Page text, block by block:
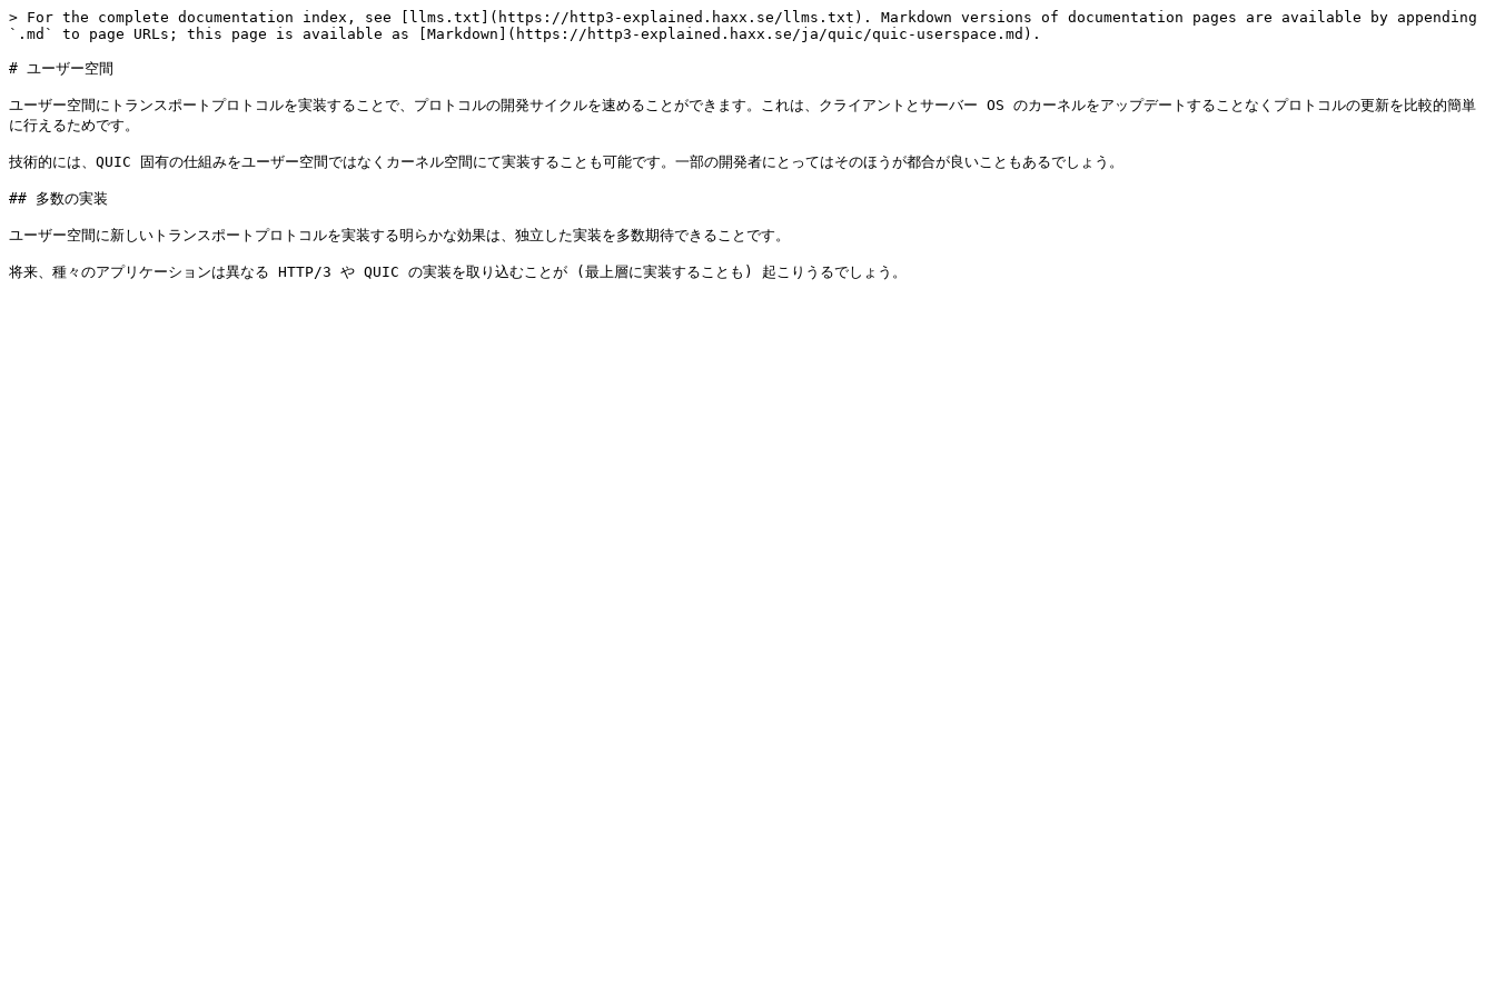
> For the complete documentation index, see [llms.txt](https://http3-explained.haxx.se/llms.txt). Markdown versions of documentation pages are available by appending
`.md` to page URLs; this page is available as [Markdown](https://http3-explained.haxx.se/ja/quic/quic-userspace.md).
# ユーザー空間
ユーザー空間にトランスポートプロトコルを実装することで、プロトコルの開発サイクルを速めることができます。これは、クライアントとサーバー OS のカーネルをアップデートすることなくプロトコルの更新を比較的簡単
に行えるためです。
技術的には、QUIC 固有の仕組みをユーザー空間ではなくカーネル空間にて実装することも可能です。一部の開発者にとってはそのほうが都合が良いこともあるでしょう。
## 多数の実装
ユーザー空間に新しいトランスポートプロトコルを実装する明らかな効果は、独立した実装を多数期待できることです。